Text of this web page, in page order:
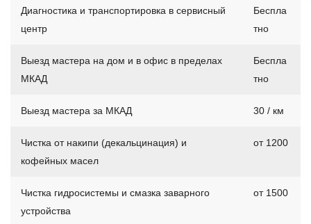
Диагностика и транспортировка в сервисный
центр
Беспла
тно
Выезд мастера на дом и в офис в пределах
МКАД
Беспла
тно
Выезд мастера за МКАД 30 / км
Чистка от накипи (декальцинация) и
кофейных масел
от 1200
Чистка гидросистемы и смазка заварного
устройства
от 1500